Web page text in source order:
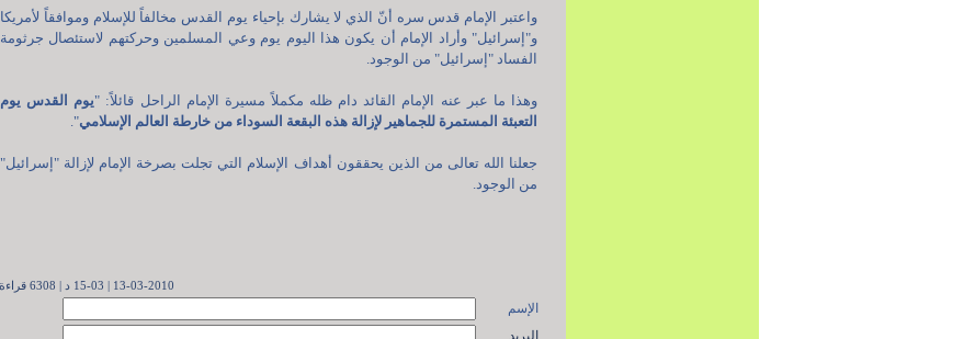
واعتبر الإمام قدس سره أنّ الذي لا يشارك بإحياء يوم القدس مخالفاً للإسلام وموافقاً لأمريكا
و"إسرائيل" وأراد الإمام أن يكون هذا اليوم يوم وعي المسلمين وحركتهم لاستئصال جرثومة
الفساد "إسرائيل" من الوجود.
وهذا ما عبر عنه الإمام القائد دام ظله مكملاً مسيرة الإمام الراحل قائلاً: "يوم القدس يوم
التعبئة المستمرة للجماهير لإزالة هذه البقعة السوداء من خارطة العالم الإسلامي".
جعلنا الله تعالى من الذين يحققون أهداف الإسلام التي تجلت بصرخة الإمام لإزالة "إسرائيل"
من الوجود.
13-03-2010 | 15-03 د | 6308 قراءة
الإسم
البريد